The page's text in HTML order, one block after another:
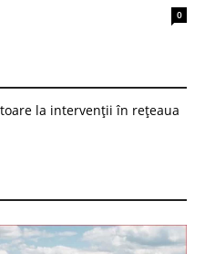
0
la intervenții în rețeaua